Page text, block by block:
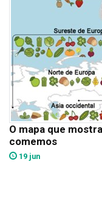
O mapa que
comemos
19 jun